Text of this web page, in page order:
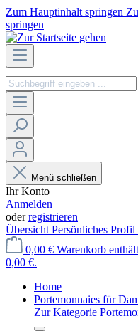
Zum Hauptinhalt springen
springen
Menü schließen
Ihr Konto
Anmelden
oderregistrieren
Übersicht Persönliches Profil
0,00 € Warenkorb
0,00 €.
Home
Portemonnaies für
Zur Kategorie